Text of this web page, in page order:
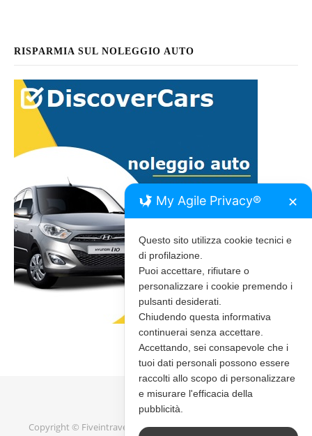
RISPARMIA SUL NOLEGGIO AUTO
Copyright © Fiveintravel 2020 - 2026 |Bard Tema diWP Royal.
My Agile Privacy® ✕
Questo sito utilizza cookie tecnici e
di profilazione.
Puoi accettare, rifiutare o
personalizzare i cookie premendo i
pulsanti desiderati.
Chiudendo questa informativa
continuerai senza accettare.
Accettando, sei consapevole che i
tuoi dati personali possono essere
raccolti allo scopo di personalizzare
e misurare l'efficacia della
pubblicità.